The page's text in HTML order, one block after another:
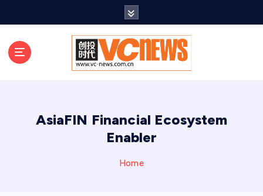
AsiaFIN Financial Ecosystem
Enabler
Home